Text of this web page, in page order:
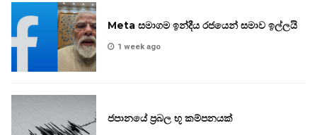
Meta සමාගම ඉන්දීය රජයෙන් සමාව ඉල්ලයි
1 week ago
ජපානයේ ප්‍රබල භූ කම්පනයක්